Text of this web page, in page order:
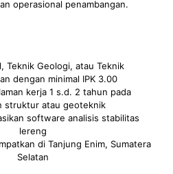
operasional penambangan.
Teknik Geologi, atau Teknik
dengan minimal IPK 3.00
kerja 1 s.d. 2 tahun pada
struktur atau geoteknik
software analisis stabilitas
lereng
di Tanjung Enim, Sumatera
Selatan